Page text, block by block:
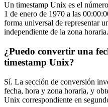
Un timestamp Unix es el
1 de enero de 1970 a las
forma universal de representar
independiente de la zona horaria.
¿Puedo convertir una
timestamp Unix?
Sí. La sección de conversión
fecha, hora y zona horaria, y
Unix correspondiente en